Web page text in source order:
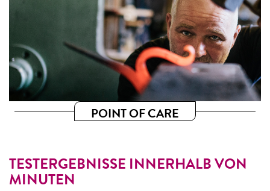
POINT OF CARE
TESTERGEBNISSE INNERHALB VON
MINUTEN